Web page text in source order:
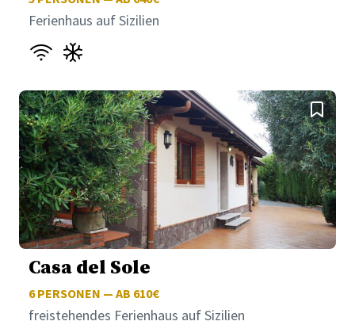
Ferienhaus auf Sizilien
Casa del Sole
6PERSONEN — AB 610€
freistehendes Ferienhaus auf Sizilien